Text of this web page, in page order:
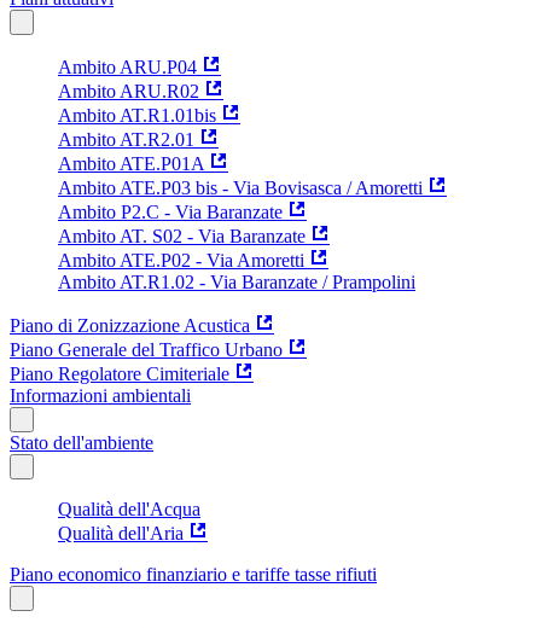
Ambito ARU.P04
Ambito ARU.R02
Ambito AT.R1.01bis
Ambito AT.R2.01
Ambito ATE.P01A
Ambito ATE.P03 bis - Via Bovisasca / Amoretti
Ambito P2.C - Via Baranzate
Ambito AT. S02 - Via Baranzate
Ambito ATE.P02 - Via Amoretti
Ambito AT.R1.02 - Via Baranzate / Prampolini
Piano di Zonizzazione Acustica
Piano Generale del Traffico Urbano
Piano Regolatore Cimiteriale
Informazioni ambientali
Stato dell'ambiente
Qualità dell'Acqua
Qualità dell'Aria
Piano economico finanziario e tariffe tasse rifiuti